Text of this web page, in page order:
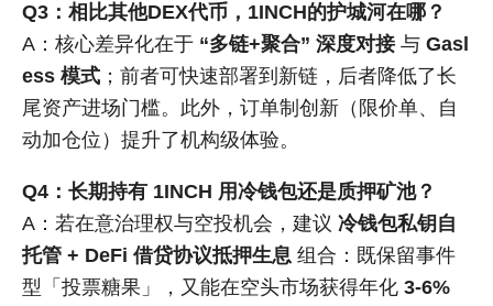
Q3：相比其他DEX代币，1INCH的护城河在哪？
A：核心差异化在于 “多链+聚合” 深度对接与 Gasl
ess 模式 ；前者可快速部署到新链，后者降低了长
尾资产进场门槛。此外，订单制创新（限价单、自
动加仓位）提升了机构级体验。
Q4：长期持有 1INCH 用冷钱包还是质押矿池？
A：若在意治理权与空投机会，建议 冷钱包私钥自
托管 + DeFi 借贷协议抵押生息 组合：既保留事件
型「投票糖果」，又能在空头市场获得年化 3-6%